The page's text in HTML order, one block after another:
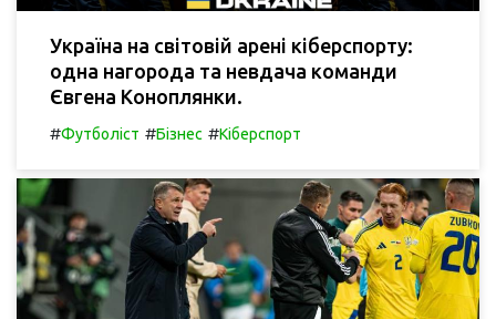
Україна на світовій арені кіберспорту:
одна нагорода та невдача команди
Євгена Коноплянки.
#Футболіст #Бізнес #Кіберспорт